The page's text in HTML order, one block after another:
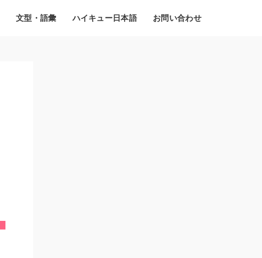
文型・語彙 ハイキュー日本語 お問い合わせ